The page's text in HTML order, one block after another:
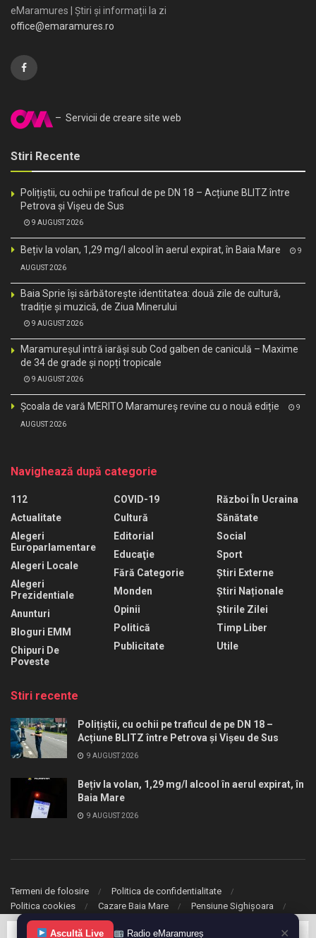
eMaramures | Știri și informații la zi
office@emaramures.ro
– Servicii de creare site web
Stiri Recente
Polițiștii, cu ochii pe traficul de pe DN 18 – Acțiune BLITZ între
Petrova și Vișeu de Sus
9 AUGUST 2026
Bețiv la volan, 1,29 mg/l alcool în aerul expirat, în Baia Mare 9
AUGUST 2026
Baia Sprie își sărbătorește identitatea: două zile de cultură,
tradiție și muzică, de Ziua Minerului
9 AUGUST 2026
Maramureșul intră iarăși sub Cod galben de caniculă – Maxime
de 34 de grade și nopți tropicale
9 AUGUST 2026
Școala de vară MERITO Maramureș revine cu o nouă ediție 9
AUGUST 2026
Navighează după categorie
112
Actualitate
Alegeri
Europarlamentare
Alegeri Locale
Alegeri
Prezidentiale
Anunturi
Bloguri EMM
Chipuri De
Poveste
COVID-19
Cultură
Editorial
Educaţie
Fără Categorie
Monden
Opinii
Politică
Publicitate
Război În Ucraina
Sănătate
Social
Sport
Știri Externe
Știri Naționale
Știrile Zilei
Timp Liber
Utile
Stiri recente
Polițiștii, cu ochii pe traficul de pe DN 18 –
Acțiune BLITZ între Petrova și Vișeu de Sus
9 AUGUST 2026
Bețiv la volan, 1,29 mg/l alcool în aerul expirat, în
Baia Mare
9 AUGUST 2026
Termeni de folosire
Politica de confidentialitate
Politica cookies
Cazare Baia Mare Pensiune Sighișoara
© 2020 eMaramures. Toate drepturile rezervate.
Ascultă Live Radio eMaramureș ✕